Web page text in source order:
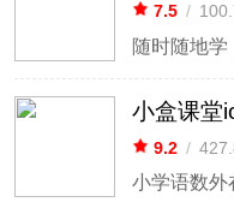
7.5 /
随时随地学
小盒课堂
9.2 /
小学语数外